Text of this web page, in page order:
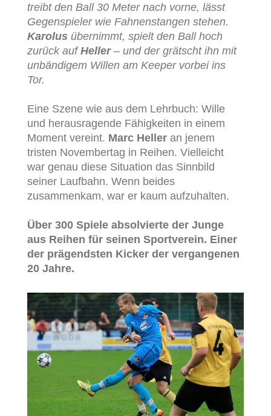
treibt den Ball 30 Meter nach vorne, lässt
Gegenspieler wie Fahnenstangen stehen.
Karolus übernimmt, spielt den Ball hoch
zurück aufHeller– und der grätscht ihn mit
unbändigem Willen am Keeper vorbei ins
Tor.
Eine Szene wie aus dem Lehrbuch: Wille
und herausragende Fähigkeiten in einem
Moment vereint. Marc Heller an jenem
tristen Novembertag in Reihen. Vielleicht
war genau diese Situation das Sinnbild
seiner Laufbahn. Wenn beides
zusammenkam, war er kaum aufzuhalten.
Über 300 Spiele absolvierte der Junge
aus Reihen für seinen Sportverein. Einer
der prägendsten Kicker der vergangenen
20 Jahre.